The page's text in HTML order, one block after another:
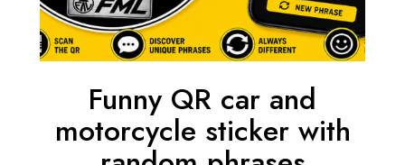
Funny QR car and
motorcycle sticker with